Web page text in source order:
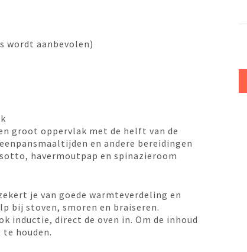
wordt aanbevolen)
groot oppervlak met de helft van de
en andere bereidingen
havermoutpap en spinazieroom
je van goede warmteverdeling en
bij stoven, smoren en braiseren.
inductie, direct de oven in. Om de inhoud
houden.